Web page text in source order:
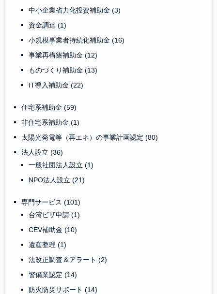
中小企業省力化投資補助金(3)
資金調達(1)
小規模事業者持続化補助金(16)
事業再構築補助金(12)
ものづくり補助金(13)
IT導入補助金(22)
住宅系補助金(59)
非住宅系補助金(1)
太陽光発電等（再エネ）の事業計画認定(80)
法人設立(36)
一般社団法人設立(1)
NPO法人設立(21)
専門サービス(101)
台湾ビザ申請(1)
CEV補助金(10)
遺産整理(1)
法改正調査＆アラート(2)
警備業認定(14)
防火防災サポート(14)